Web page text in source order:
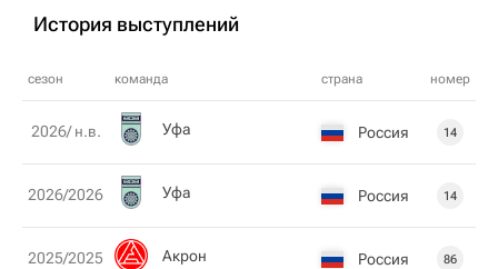
История выступлений
сезон команда страна номер
2026/ н.в. Уфа Россия 14
2026/2026 Уфа Россия 14
2025/2025 Акрон Россия 86